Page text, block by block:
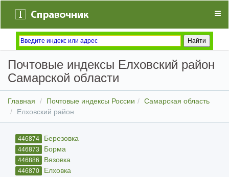
Почтовые индексы Елховский район
Самарской области
Главная Почтовые индексы России
Самарская область
Елховский район
446874 Березовка
446873 Борма
446886 Вязовка
446870 Елховка